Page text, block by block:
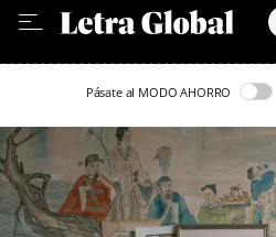
Pásate al MODO AHORRO